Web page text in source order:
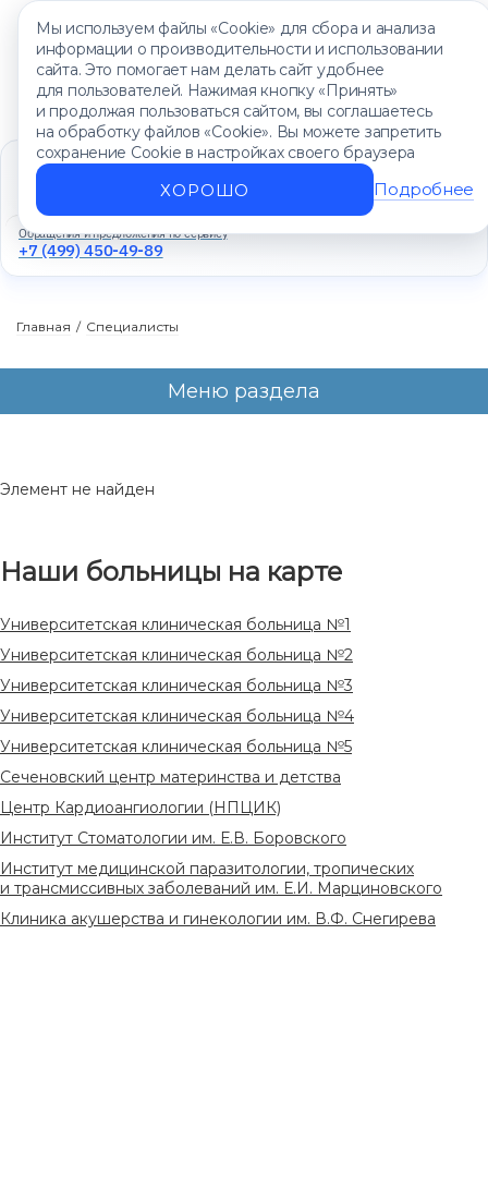
Мы используем файлы «Cookie» для сбора и анализа
информации о производительности и использовании
сайта. Это помогает нам делать сайт удобнее
для пользователей. Нажимая кнопку «Принять»
и продолжая пользоваться сайтом, вы соглашаетесь
на обработку файлов «Cookie». Вы можете запретить
сохранение Cookie в настройках своего браузера
ХОРОШО Подробнее
Единый контакт-центр
+7 (499) 450-88-89
Ежедневно с 8:00 до 20:00
Обращения и предложения по сервису
+7 (499) 450-49-89
Главная / Специалисты
Элемент не найден
Наши больницы на карте
Университетская клиническая больница №1
Университетская клиническая больница №2
Университетская клиническая больница №3
Университетская клиническая больница №4
Университетская клиническая больница №5
Сеченовский центр материнства и детства
Центр Кардиоангиологии (НПЦИК)
Институт Стоматологии им. Е.В. Боровского
Институт медицинской паразитологии, тропических
и трансмиссивных заболеваний им. Е.И. Марциновского
Клиника акушерства и гинекологии им. В.Ф. Снегирева
Меню раздела